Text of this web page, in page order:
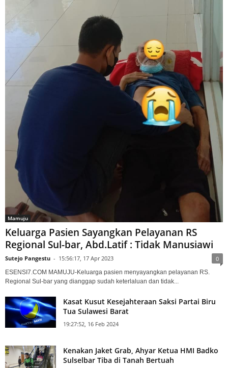
Mamuju
Keluarga Pasien Sayangkan Pelayanan RS
Regional Sul-bar, Abd.Latif : Tidak Manusiawi
Sutejo Pangestu - 15:56:17, 17 Apr 2023 0
ESENSI7.COM MAMUJU-Keluarga pasien menyayangkan pelayanan RS.
Regional Sul-bar yang dianggap sudah keterlaluan dan tidak...
Kasat Kusut Kesejahteraan Saksi Partai Biru
Tua Sulawesi Barat
19:27:52, 16 Feb 2024
Kenakan Jaket Grab, Ahyar Ketua HMI Badko
Sulselbar Tiba di Tanah Bertuah